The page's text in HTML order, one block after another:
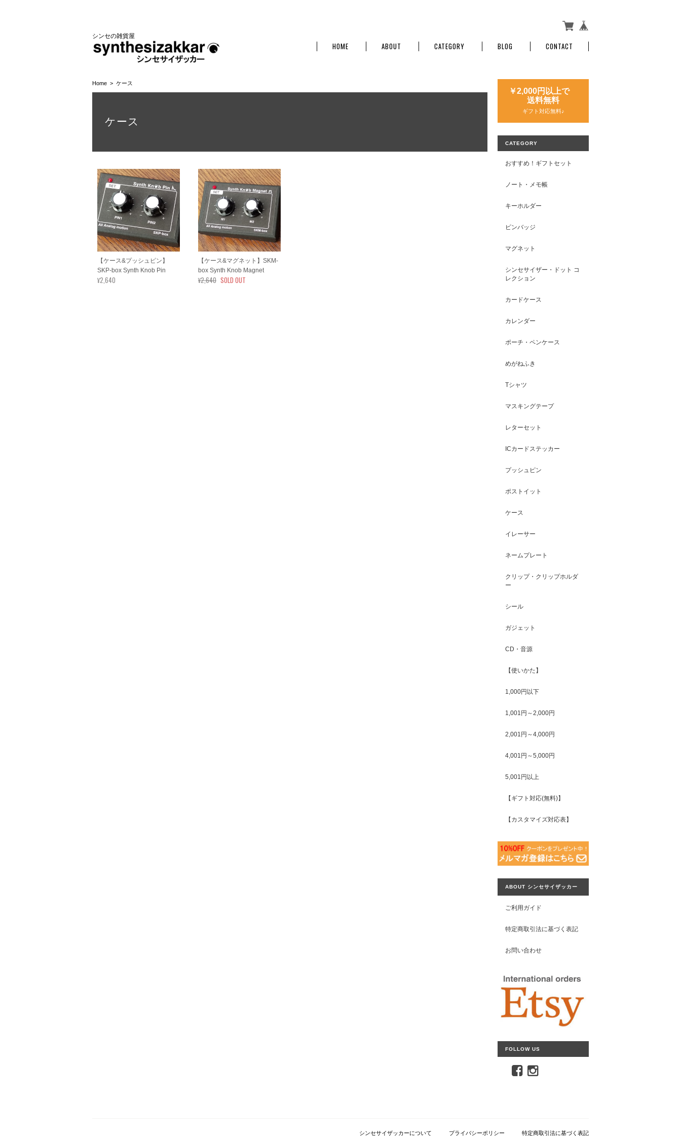
シンセの雑貨屋
HOME ABOUT CATEGORY BLOG CONTACT
Home ケース
ケース
【ケース&プッシュピン】
SKP-box Synth Knob Pin
¥2,640
【ケース&マグネット】SKM-
box Synth Knob Magnet
¥2,640 SOLD OUT
￥2,000円以上で
送料無料
ギフト対応無料♪
CATEGORY
おすすめ！ギフトセット
ノート・メモ帳
キーホルダー
ピンバッジ
マグネット
シンセサイザー・ドット コ
レクション
カードケース
カレンダー
ポーチ・ペンケース
めがねふき
Tシャツ
マスキングテープ
レターセット
ICカードステッカー
プッシュピン
ポストイット
ケース
イレーサー
ネームプレート
クリップ・クリップホルダ
ー
シール
ガジェット
CD・音源
【使いかた】
1,000円以下
1,001円～2,000円
2,001円～4,000円
4,001円～5,000円
5,001円以上
【ギフト対応(無料)】
【カスタマイズ対応表】
ABOUT シンセサイザッカー
ご利用ガイド
特定商取引法に基づく表記
お問い合わせ
FOLLOW US
シンセサイザッカーについて プライバシーポリシー 特定商取引法に基づく表記